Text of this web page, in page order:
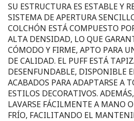
SU ESTRUCTURA ES ESTABLE Y
SISTEMA DE APERTURA
COLCHÓN ESTÁ COMPUESTO
ALTA DENSIDAD, LO QUE
CÓMODO Y FIRME, APTO PARA
DE CALIDAD. EL PUFF ESTÁ
DESENFUNDABLE, DISPONIBLE
ACABADOS PARA ADAPTARSE A
ESTILOS DECORATIVOS.
LAVARSE FÁCILMENTE A MANO
FRÍO, FACILITANDO EL